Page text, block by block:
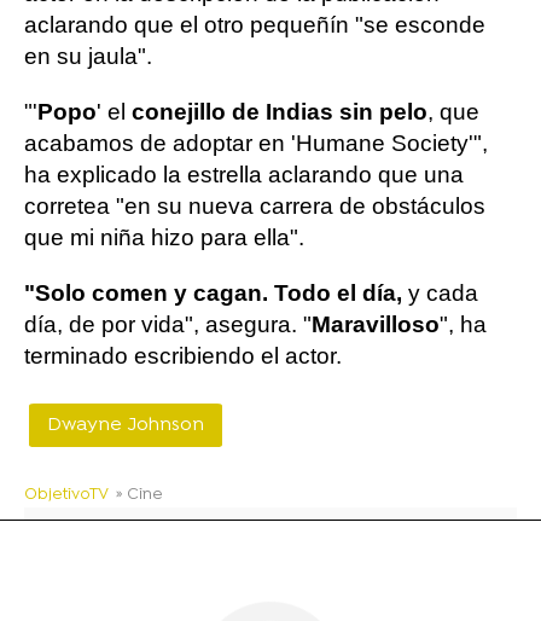
aclarando que el otro pequeñín "se esconde
en su jaula".
"'Popo' el conejillo de Indias sin pelo, que
acabamos de adoptar en 'Humane Society'",
ha explicado la estrella aclarando que una
corretea "en su nueva carrera de obstáculos
que mi niña hizo para ella".
"Solo comen y cagan. Todo el día, y cada
día, de por vida", asegura. "Maravilloso", ha
terminado escribiendo el actor.
Dwayne Johnson
ObjetivoTV » Cine